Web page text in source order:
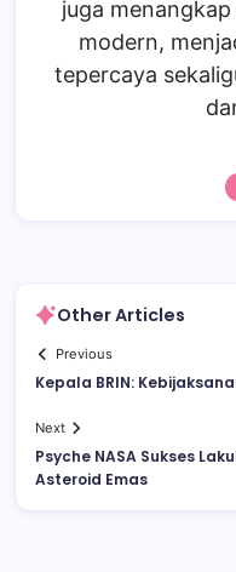
juga
modern,
tepercaya
Other Articles
Previous
Kepala BRIN:
Next
Psyche NASA Sukses
Asteroid Emas